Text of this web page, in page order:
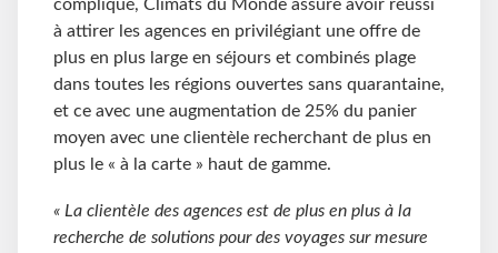
compliqué, Climats du Monde assure avoir réussi
à attirer les agences en privilégiant une offre de
plus en plus large en séjours et combinés plage
dans toutes les régions ouvertes sans quarantaine,
et ce avec une augmentation de 25% du panier
moyen avec une clientèle recherchant de plus en
plus le « à la carte » haut de gamme.
« La clientèle des agences est de plus en plus à la
recherche de solutions pour des voyages sur mesure